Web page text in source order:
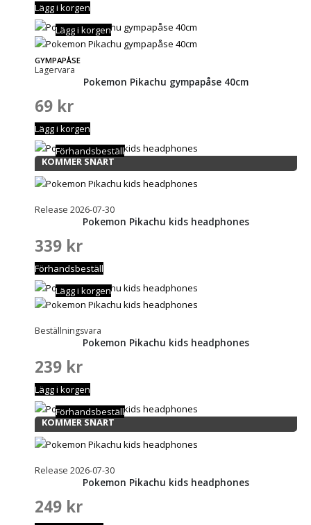
Lägg i korgen
GYMPAPÅSE
Lagervara
Lägg i korgen
Pokemon Pikachu gympapåse 40cm
69 kr
Lägg i korgen
KOMMER SNART
Release 2026-07-30
Förhandsbeställ
Pokemon Pikachu kids headphones
339 kr
Förhandsbeställ
Beställningsvara
Lägg i korgen
Pokemon Pikachu kids headphones
239 kr
Lägg i korgen
KOMMER SNART
Release 2026-07-30
Förhandsbeställ
Pokemon Pikachu kids headphones
249 kr